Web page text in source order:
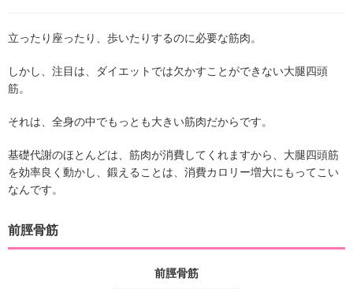
立ったり座ったり、歩いたりするのに必要な筋肉。
しかし、注目は、ダイエットでは欠かすことができない大腿四頭
筋。
それは、全身の中でもっとも大きい筋肉だからです。
基礎代謝のほとんどは、筋肉が消費してくれますから、大腿四頭筋
を効率良く動かし、鍛えることは、消費カロリー増大にもってこい
なんです。
前脛骨筋
前脛骨筋